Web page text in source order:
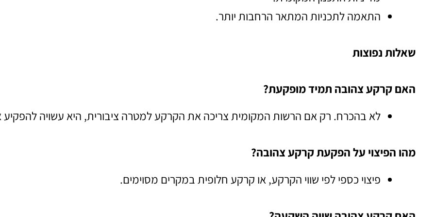
התאמה לתכניות המתאר הרחבות יותר.
שאלות נפוצות
האם קרקע צהובה תמיד מופקעת?
לא בהכרח. רק אם הרשות המקומית צריכה את הקרקע למטרה ציבורית, היא עשויה להפקיע
מהו הפיצוי על הפקעת קרקע צהובה?
פיצוי כספי לפי שווי הקרקע, או קרקע חלופית במקרים מסוימים.